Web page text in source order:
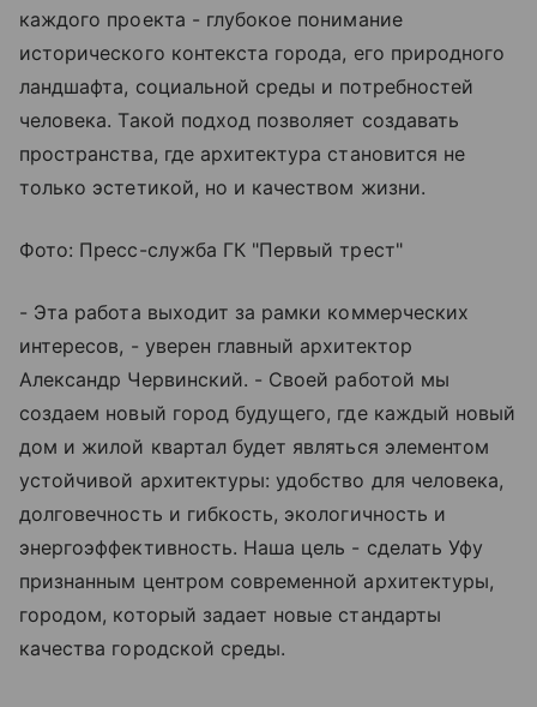
каждого проекта - глубокое понимание
исторического контекста города, его природного
ландшафта, социальной среды и потребностей
человека. Такой подход позволяет создавать
пространства, где архитектура становится не
только эстетикой, но и качеством жизни.
Фото: Пресс-служба ГК "Первый трест"
- Эта работа выходит за рамки коммерческих
интересов, - уверен главный архитектор
Александр Червинский. - Своей работой мы
создаем новый город будущего, где каждый новый
дом и жилой квартал будет являться элементом
устойчивой архитектуры: удобство для человека,
долговечность и гибкость, экологичность и
энергоэффективность. Наша цель - сделать Уфу
признанным центром современной архитектуры,
городом, который задает новые стандарты
качества городской среды.